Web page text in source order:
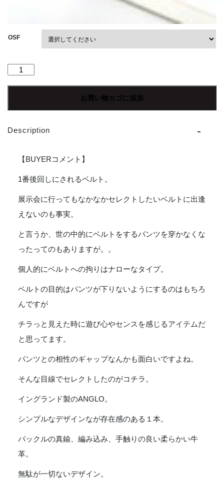
OSF
【Unisex】
ン
ロ
Leather
お買い物カゴに追加
Description
【BUYERコメント】
1番後回しにされるベルト。
展示会に行ってもなかなかセレクトしたいベルトに出逢
えないのも事実。
と言うか、世の中的にベルトをするパンツを穿かなくな
ったってのもありますが。。
個人的にベルトへの拘りはナローなタイプ。
ベルトの目的はパンツが下りないようにするのはもちろ
んですが
チラっと見えた時に遊び心やセンスを感じるアイテムだ
と思ってます。
パンツとの相性のギャップなんかも面白いですよね。
そんな目線でセレクトしたのがコチラ。
イングランド製のANGLO。
シンプルなデザインなが存在感のある１本。
バックルの真鍮、編み込み、手触りの良い柔らかい牛
革。
無駄が一切ないデザイン。